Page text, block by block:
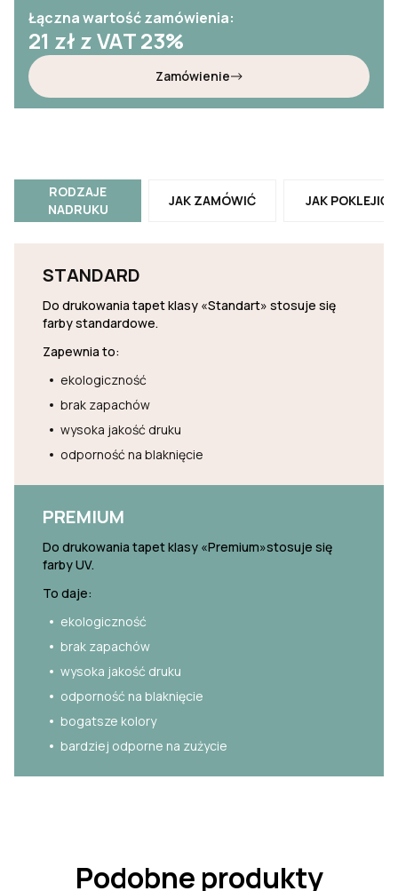
Łączna wartość zamówienia:
21 zł z VAT 23%
Zamówienie
RODZAJE
NADRUKU
JAK ZAMÓWIĆ JAK POKLEJIĆ
STANDARD
Do drukowania tapet klasy «Standart» stosuje się
farby standardowe.
Zapewnia to:
ekologiczność
brak zapachów
wysoka jakość druku
odporność na blaknięcie
PREMIUM
Do drukowania tapet klasy «Premium»stosuje się
farby UV.
To daje:
ekologiczność
brak zapachów
wysoka jakość druku
odporność na blaknięcie
bogatsze kolory
bardziej odporne na zużycie
Podobne produkty